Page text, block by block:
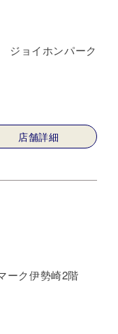
ジョイホンパーク
店舗詳細
ーク伊勢崎2階